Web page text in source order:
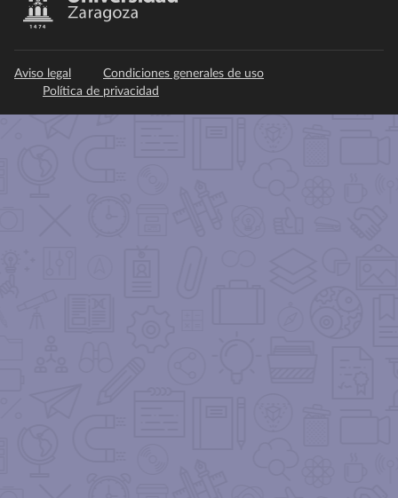
Aviso legal
Condiciones generales de uso
Política de privacidad